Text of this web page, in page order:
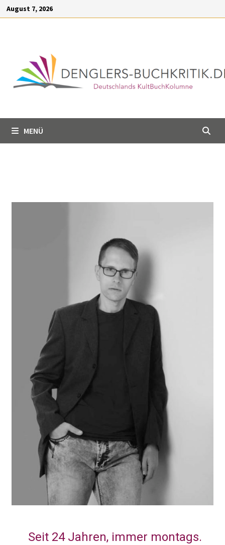
springen
August 7, 2026
MENÜ
Seit 24 Jahren, immer montags.